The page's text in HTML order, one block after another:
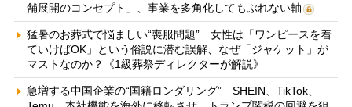
舗展開のコンセプト」、事業を多角化してもぶれない軸
猛暑のお葬式で悩ましい“喪服問題” 女性は「ワンピースを着
ていけばOK」という俗説に潜む誤解、なぜ「ジャケット」が
マストなのか？《1級葬祭ディレクターが解説》
急増する中国企業の“国籍ロンダリング” SHEIN、TikTok、